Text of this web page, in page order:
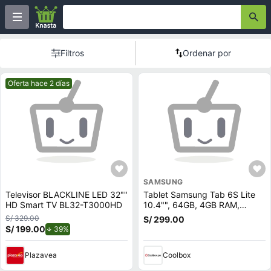
Filtros Ordenar por
Mejor precio.
Oferta hace 2 días
Televisor BLACKLINE LED 32""
HD Smart TV BL32-T3000HD
S/ 329.00
S/ 199.00 39%
Plazavea
SAMSUNG
Tablet Samsung Tab 6S Lite
10.4"", 64GB, 4GB RAM,
cámara principal 8MP y frontal
5MP, Octa-Core, 7040 mAh,
S/ 299.00
Coolbox